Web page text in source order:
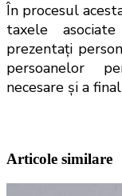
În procesul
taxele
prezentați
persoanelor
necesare și a
Articole similare